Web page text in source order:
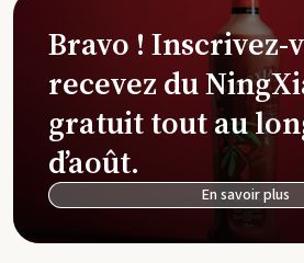
Bravo ! Inscrivez-
recevez du
gratuit tout au
d’août.
En savoir plus